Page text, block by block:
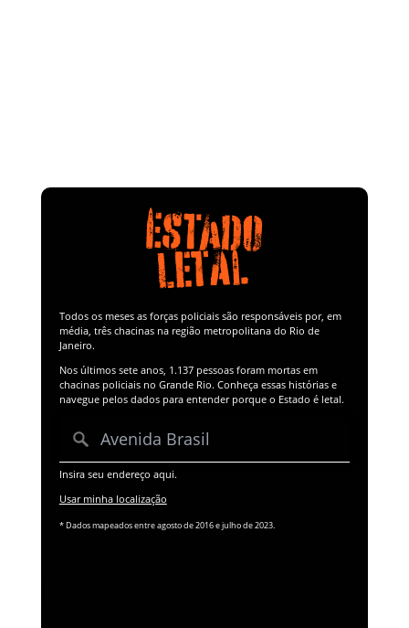
Todos os meses as forças policiais são responsáveis por, em
média, três chacinas na região metropolitana do Rio de
Janeiro.
Nos últimos sete anos, 1.137 pessoas foram mortas em
chacinas policiaisno Grande Rio. Conheça essas histórias e
navegue pelos dados para entender porque o Estado é letal.
Insira seu endereço aqui.
Usar minha localização
* Dados mapeados entre agosto de 2016 e julho de 2023.